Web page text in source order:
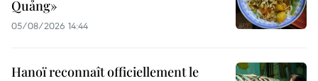
Quảng»
05/08/2026 14:44
Hanoï reconnaît officiellement le